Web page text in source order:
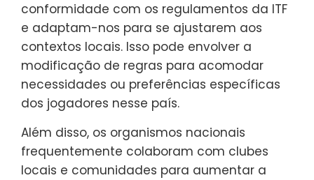
conformidade com os regulamentos da ITF
e adaptam-nos para se ajustarem aos
contextos locais. Isso pode envolver a
modificação de regras para acomodar
necessidades ou preferências específicas
dos jogadores nesse país.
Além disso, os organismos nacionais
frequentemente colaboram com clubes
locais e comunidades para aumentar a